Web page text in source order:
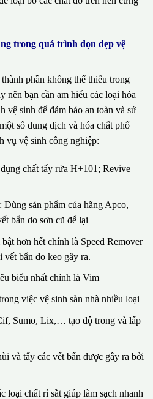
trong quá trình dọn dẹp vệ
phần không thể thiếu trong
nên bạn cần am hiểu các loại hóa
vệ sinh để đảm bảo an toàn và sử
số dung dịch và hóa chất phổ
vụ vệ sinh công nghiệp:
chất tẩy rửa H+101; Revive
Dùng sản phẩm của hãng Apco,
bẩn do sơn cũ để lại
hơn hết chính là Speed Remover
vết bẩn do keo gây ra.
biểu nhất chính là Vim
việc vệ sinh sàn nhà nhiều loại
Sumo, Lix,… tạo độ trong và lấp
và tẩy các vết bẩn được gây ra bởi
loại chất rỉ sắt giúp làm sạch nhanh